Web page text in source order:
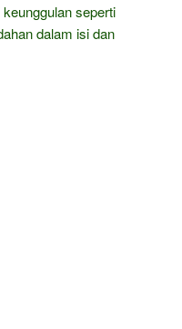
seperti
dalam isi dan